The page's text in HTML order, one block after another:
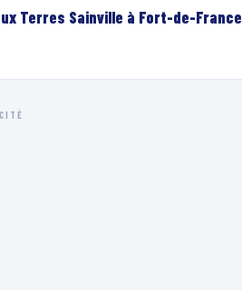
Terres Sainville à Fort-de-France